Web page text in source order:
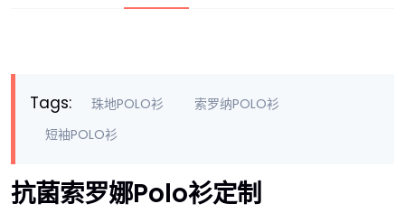
Tags: 珠地POLO衫
索罗纳POLO衫
短袖POLO衫
抗菌索罗娜Polo衫定制